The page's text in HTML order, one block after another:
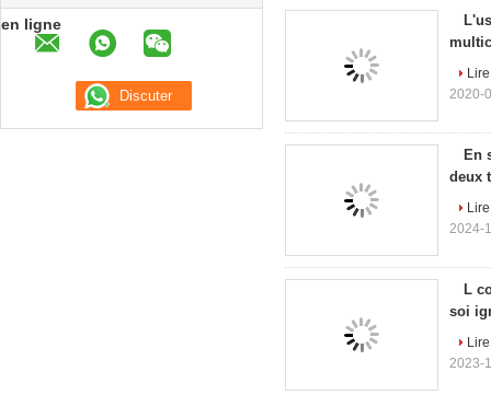
en ligne
2020-
En
deux
2024-
L
soi
2023-